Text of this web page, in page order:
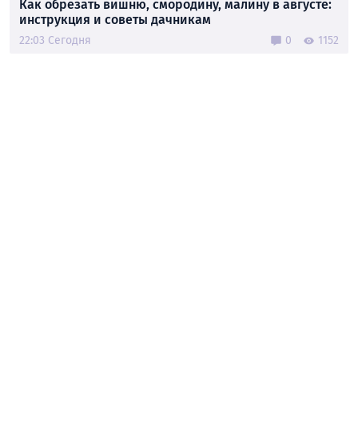
Как обрезать вишню, смородину, малину в августе:
инструкция и советы дачникам
22:03 Сегодня 0 1152